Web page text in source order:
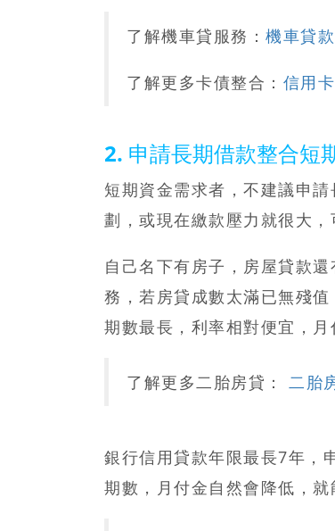
了解機車貸服務： 機車貸
了解更多卡債整合： 信用
2. 申請長期借款整合短
短期資金需求者，不建議申
劃，或現在繳款壓力就很大，
自己名下有房子，房屋貸款還
務 ，若房貸成數太滿已無殘
期數最長，利率相對便宜，月
了解更多二胎房貸： 二胎
銀行信用貸款年限最長7年，
期數，月付金自然會降低，就